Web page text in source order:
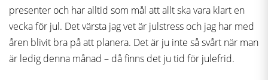
presenter och har alltid som mål att allt ska vara klart en
vecka för jul. Det värsta jag vet är julstress och jag har med
åren blivit bra på att planera. Det är ju inte så svårt när man
är ledig denna månad – då finns det ju tid för julefrid.